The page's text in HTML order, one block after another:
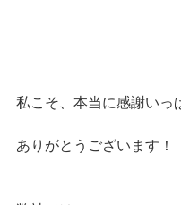
私こそ、本当に感謝いっ
ありがとうございます！